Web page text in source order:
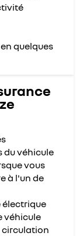
quelques
du véhicule
vous
à l'un de
électrique
véhicule
circulation